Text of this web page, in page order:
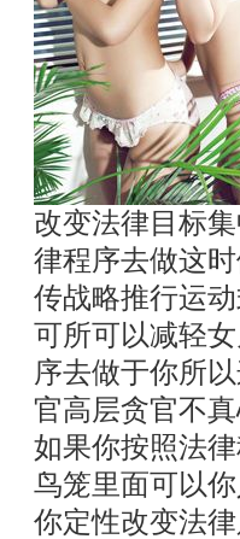
改变法律目标
律程序去做这
传战略推行运
可所可以减轻
序去做于你所
官高层贪官不
如果你按照法
鸟笼里面可以
你定性改变法